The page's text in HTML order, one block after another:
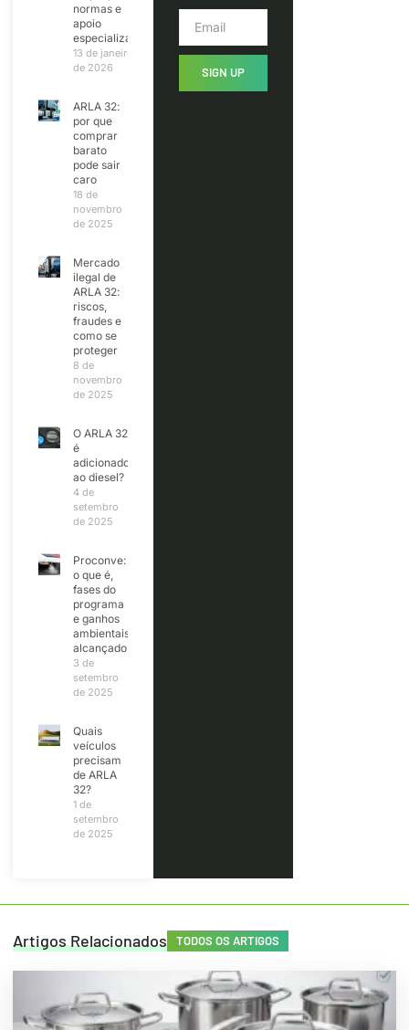
normas e
apoio
especializado
13 de janeiro
de 2026
ARLA 32:
por que
comprar
barato
pode sair
caro
18 de
novembro
de 2025
Mercado
ilegal de
ARLA 32:
riscos,
fraudes e
como se
proteger
8 de
novembro
de 2025
O ARLA 32
é
adicionado
ao diesel?
4 de
setembro
de 2025
Proconve:
o que é,
fases do
programa
e ganhos
ambientais
alcançados
3 de
setembro
de 2025
Quais
veículos
precisam
de ARLA
32?
1 de
setembro
de 2025
SIGN UP
Artigos Relacionados TODOS OS ARTIGOS